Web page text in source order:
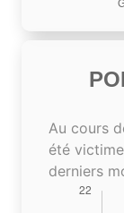
Au cours
été
derniers